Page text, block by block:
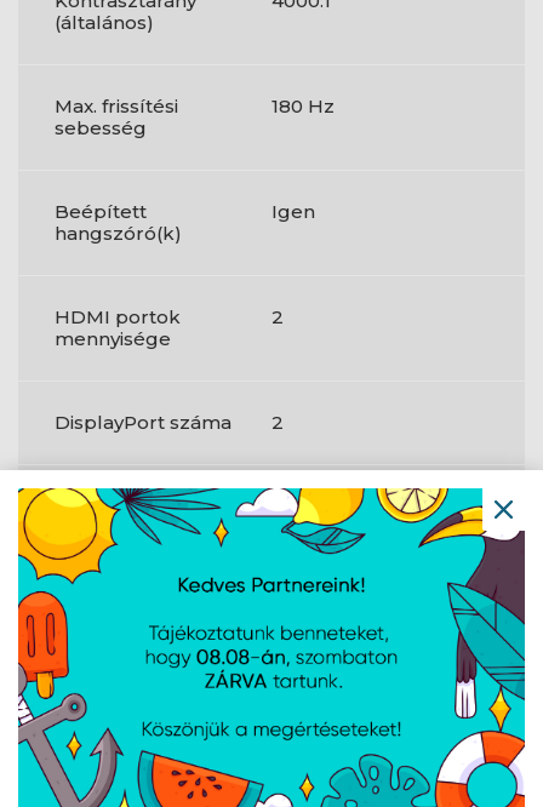
(általános)
Max. frissítési
sebesség
180 Hz
Beépített
hangszóró(k)
Igen
HDMI portok
mennyisége
2
DisplayPort száma 2
Fejhallgató
kimenetek
1
Beépített USB-
elosztó
Fejhallgató
csatlakozhatóság
3,5 mm-es